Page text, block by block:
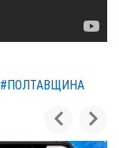
#ПОЛТАВЩИНА